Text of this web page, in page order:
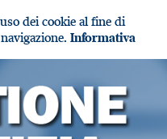
dei cookie al fine di
Informativa